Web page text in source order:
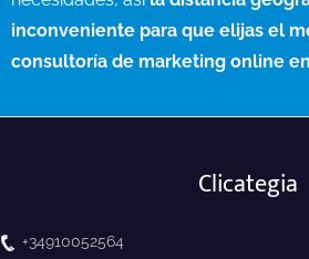
inconveniente para que elijas el
consultoría de marketing online
Clicategia
+34910052564